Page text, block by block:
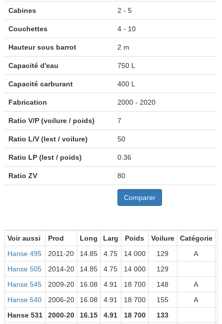
Cabines 2 - 5
Couchettes 4 - 10
Hauteur sous barrot 2 m
Capacité d'eau 750 L
Capacité carburant 400 L
Fabrication 2000 - 2020
Ratio V/P (voilure / poids) 7
Ratio L/V (lest / voilure) 50
Ratio LP (lest / poids) 0.36
Ratio ZV 80
Comparer
Voir aussi Prod Long Larg Poids Voilure Catégorie
Hanse 495
2011-20 14.85 4.75 14 000 129 A
Hanse 505
2014-20 14.85 4.75 14 000 129
Hanse 545
2009-20 16.08 4.91 18 700 148 A
Hanse 540
2006-20 16.08 4.91 18 700 155 A
Hanse 531
2000-20 16.15 4.91 18 700 133